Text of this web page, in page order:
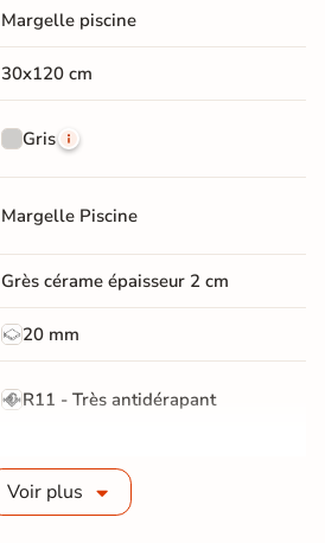
Margelle piscine
30x120 cm
Gris
Margelle Piscine
Grès cérame épaisseur 2 cm
20 mm
R11 - Très antidérapant
GR5 - Ultra-résistant
Voir plus